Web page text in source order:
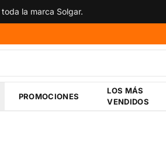
la marca Solgar.
PROMOCIONES
LOS MÁS
VENDIDOS